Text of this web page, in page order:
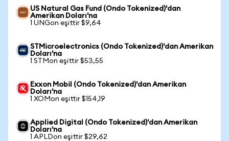
US Natural Gas Fund (Ondo Tokenized)'dan
Amerikan Doları'na
1 UNGon eşittir $9,64
STMicroelectronics (Ondo Tokenized)'dan Amerikan
Doları'na
1 STMon eşittir $53,55
Exxon Mobil (Ondo Tokenized)'dan Amerikan
Doları'na
1 XOMon eşittir $154,19
Applied Digital (Ondo Tokenized)'dan Amerikan
Doları'na
1 APLDon eşittir $29,62